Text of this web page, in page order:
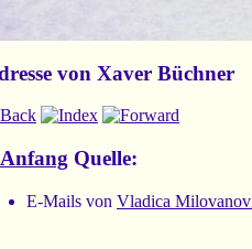
von Xaver Büchner
Quelle:
E-Mails von Vladica